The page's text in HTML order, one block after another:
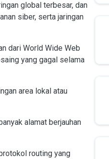
global terbesar, dan
siber, serta jaringan
dari World Wide Web
yang gagal selama
area lokal atau
alamat berjauhan
routing yang